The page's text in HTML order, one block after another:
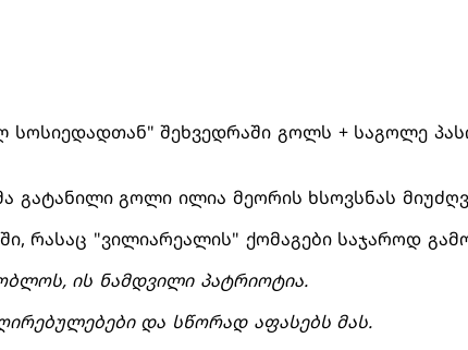
სოსიედადთან" შეხვედრაში გოლს + საგოლე
გატანილი გოლი ილია მეორის ხსოვსნას
რასაც "ვილიარეალის" ქომაგები საჯაროდ
ის ნამდვილი პატრიოტია.
და სწორად აფასებს მას.